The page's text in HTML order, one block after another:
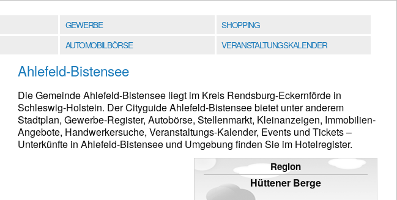
GEWERBE
SHOPPING
AUTOMOBILBÖRSE VERANSTALTUNGSKALENDER
Ahlefeld-Bistensee
Die Gemeinde Ahlefeld-Bistensee liegt im Kreis Rendsburg-Eckernförde in
Schleswig-Holstein. Der Cityguide Ahlefeld-Bistensee bietet unter anderem
Stadtplan, Gewerbe-Register, Autobörse, Stellenmarkt, Kleinanzeigen, Immobilien-
Angebote, Handwerkersuche, Veranstaltungs-Kalender, Events und Tickets –
Unterkünfte in Ahlefeld-Bistensee und Umgebung finden Sie im Hotelregister.
Region
Hüttener Berge